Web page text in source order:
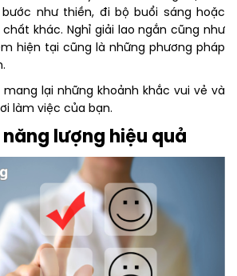
như thiền, đi bộ buổi sáng hoặc
khác. Nghỉ giải lao ngắn cũng như
hiện tại cũng là những phương pháp
lại những khoảnh khắc vui vẻ và
làm việc của bạn.
năng lượng hiệu quả